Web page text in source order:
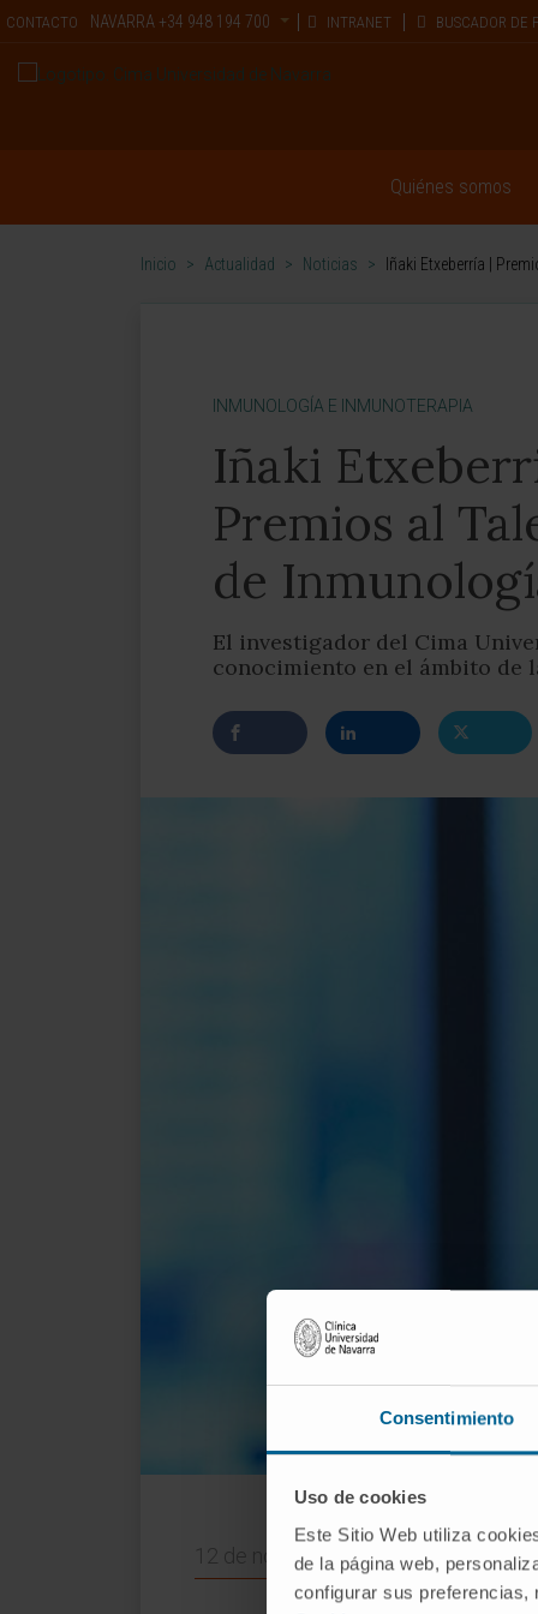
Consentimiento
Uso de cookies
Este Sitio Web utiliza
de la página web,
configurar sus preferencias,
CONTACTO NAVARRA +34 948 194 700 INTRANET BUSCADOR DE
Quiénes somos
Inicio > Actualidad > Noticias > Iñaki Etxeberría |
INMUNOLOGÍA E INMUNOTERAPIA
Iñaki
Premios al
de
El investigador del Cima
conocimiento en el ámbito de
Iñaki Etxeberria, en su laboratorio
12 de noviembre de 2020